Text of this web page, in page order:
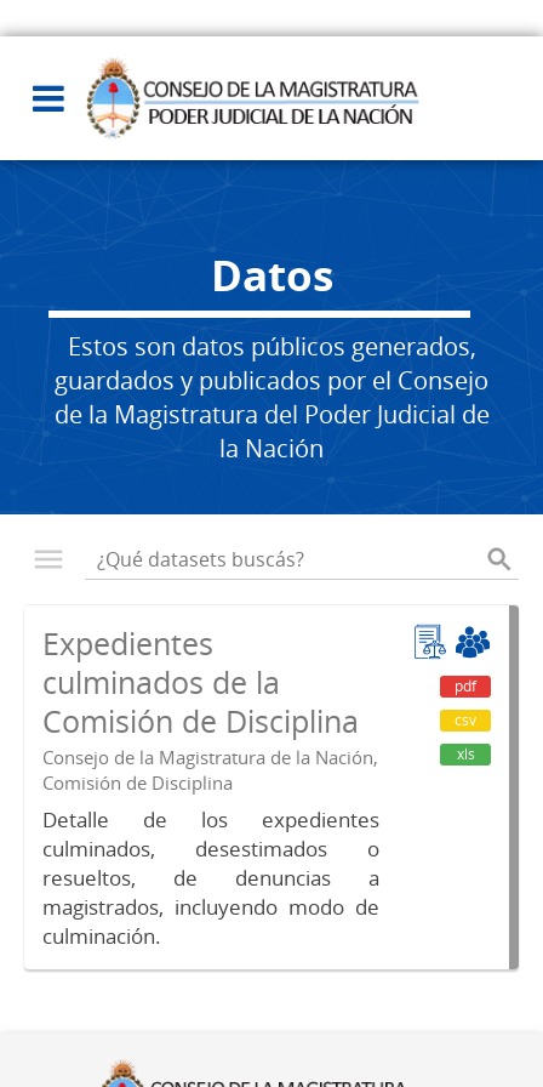
Datos
Estos son datos públicos generados,
guardados y publicados por el Consejo
de la Magistratura del Poder Judicial de
la Nación
Expedientes
culminados de la
Comisión de Disciplina
Consejo de la Magistratura de la Nación,
Comisión de Disciplina
Detalle de los expedientes
culminados, desestimados o
resueltos, de denuncias a
magistrados, incluyendo modo de
culminación.
pdf
csv
xls